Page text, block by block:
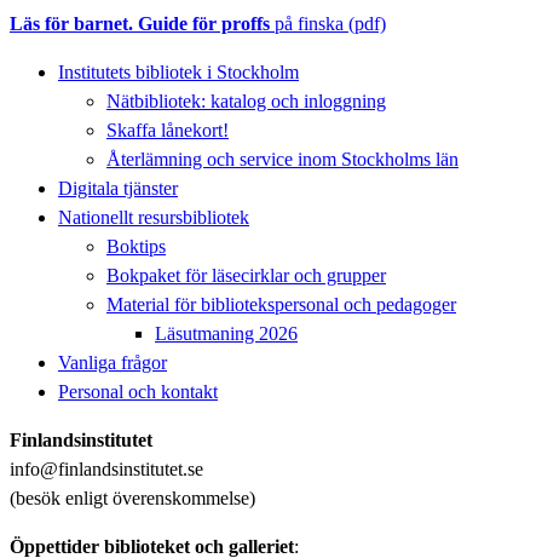
Läs för barnet. Guide för proffs på finska (pdf)
Institutets bibliotek i Stockholm
Nätbibliotek: katalog och inloggning
Skaffa lånekort!
Återlämning och service inom Stockholms län
Digitala tjänster
Nationellt resursbibliotek
Boktips
Bokpaket för läsecirklar och grupper
Material för bibliotekspersonal och pedagoger
Läsutmaning 2026
Vanliga frågor
Personal och kontakt
Finlandsinstitutet
info@finlandsinstitutet.se
(besök enligt överenskommelse)
Öppettider biblioteket och galleriet: